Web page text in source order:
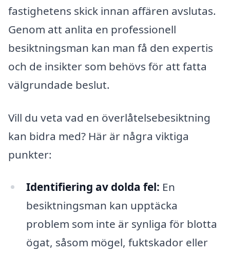
fastighetens skick innan affären avslutas.
Genom att anlita en professionell
besiktningsman kan man få den expertis
och de insikter som behövs för att fatta
välgrundade beslut.
Vill du veta vad en överlåtelsebesiktning
kan bidra med? Här är några viktiga
punkter:
Identifiering av dolda fel: En
besiktningsman kan upptäcka
problem som inte är synliga för blotta
ögat, såsom mögel, fuktskador eller